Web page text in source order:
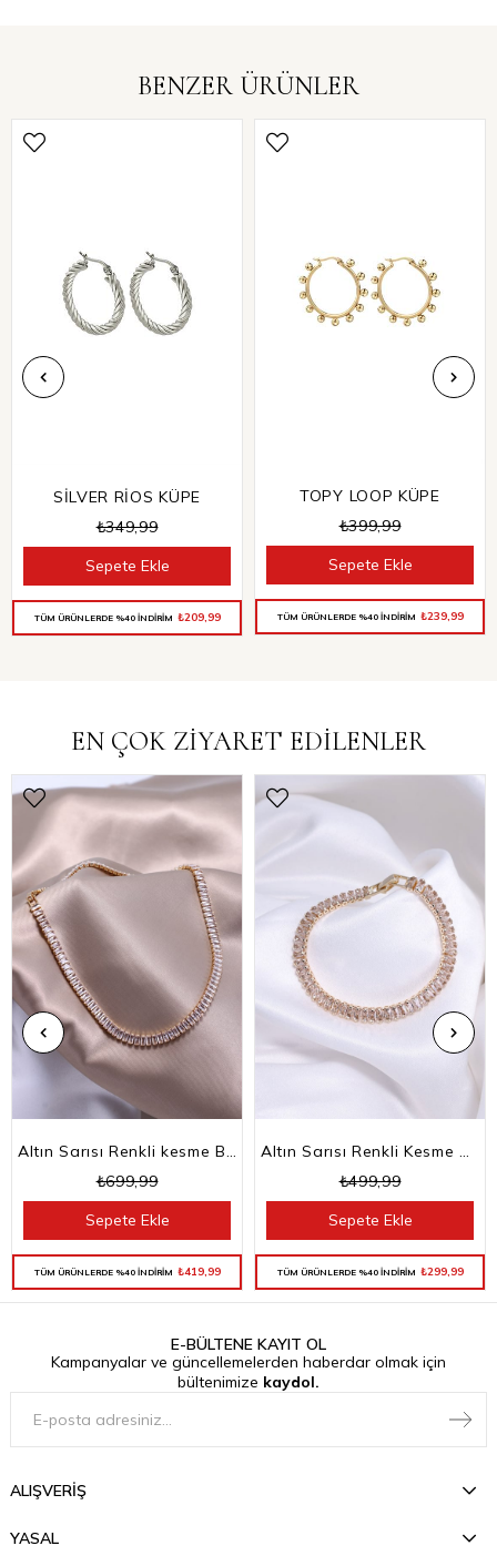
BENZER ÜRÜNLER
SİLVER RİOS KÜPE
₺349,99
Sepete Ekle
TÜM ÜRÜNLERDE %40 İNDİRİM ₺209,99
TOPY LOOP KÜPE
₺399,99
Sepete Ekle
TÜM ÜRÜNLERDE %40 İNDİRİM ₺239,99
EN ÇOK ZİYARET EDİLENLER
Altın Sarısı Renkli kesme Baget Taşlı Su Yolu Choker Kolye
₺699,99
TÜM ÜRÜNLERDE %40 İNDİRİM ₺419,99
Sepete Ekle
Altın Sarısı Renkli Kesme Baget Taşlı Su Yolu Bileklik
₺499,99
TÜM ÜRÜNLERDE %40 İNDİRİM ₺299,99
Sepete Ekle
E-BÜLTENE KAYIT OL
Kampanyalar ve güncellemelerden haberdar olmak için
bültenimize kaydol.
ALIŞVERİŞ
YASAL